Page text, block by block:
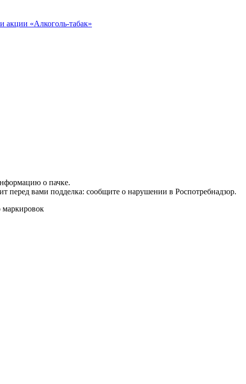
акции «Алкоголь-табак»
о пачке.
перед вами подделка: сообщите о нарушении в Роспотребнадзор.